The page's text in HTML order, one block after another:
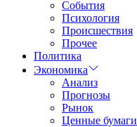
События
Психология
Происшествия
Прочее
Политика
Экономика
Анализ
Прогнозы
Рынок
Ценные бумаги